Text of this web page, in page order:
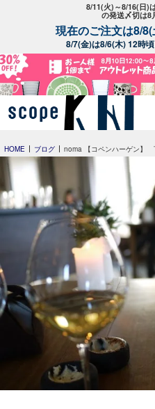
8/11(火)～8/16(日)
の発送〆切は8
現在のご注文は8/
8/7(金)は8/6(木) 12時
HOME ブログ noma 【コペンハーゲン】